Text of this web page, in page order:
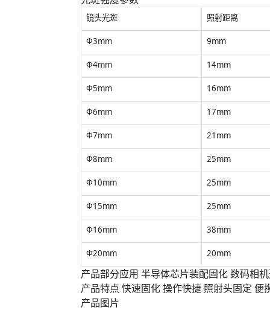
镜头光斑 照射距离
Φ3mm 9mm
Φ4mm 14mm
Φ5mm 16mm
Φ6mm 17mm
Φ7mm 21mm
Φ8mm 25mm
Φ10mm 25mm
Φ15mm 25mm
Φ16mm 38mm
Φ20mm 20mm
产品部分应用 半导体芯片装配固化 数码相
产品特点 快速固化 操作快捷 照射头固定
产品图片